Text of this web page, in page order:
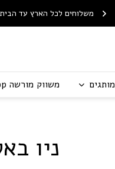
משלוחים לכל הארץ עד הבית
מותגים משווק מורשה p
ניו